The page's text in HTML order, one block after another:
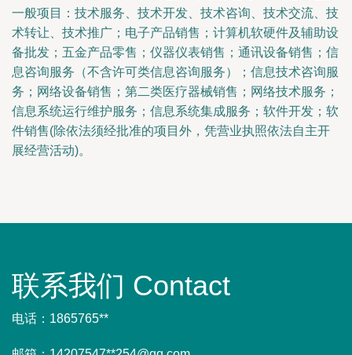
一般项目：技术服务、技术开发、技术咨询、技术交流、技
术转让、技术推广；电子产品销售；计算机软硬件及辅助设
备批发；五金产品零售；仪器仪表销售；通讯设备销售；信
息咨询服务（不含许可类信息咨询服务）；信息技术咨询服
务；网络设备销售；第二类医疗器械销售；网络技术服务；
信息系统运行维护服务；信息系统集成服务；软件开发；软
件销售(除依法须经批准的项目外，凭营业执照依法自主开
展经营活动)。
联系我们 Contact
电话：1865765**